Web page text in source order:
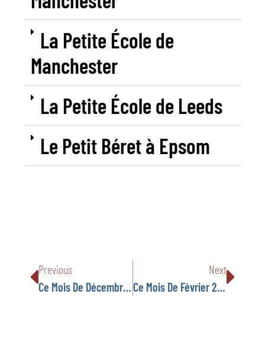
La Petite École de
Manchester
La Petite École de Leeds
Le Petit Béret à Epsom
Previous
Ce Mois De Décembre 2022, Zoom Sur Le Projet Cartes De Noël :
Next
Ce Mois De Février 2023, Les Petites Écoles Fêtent La Chandeleur !